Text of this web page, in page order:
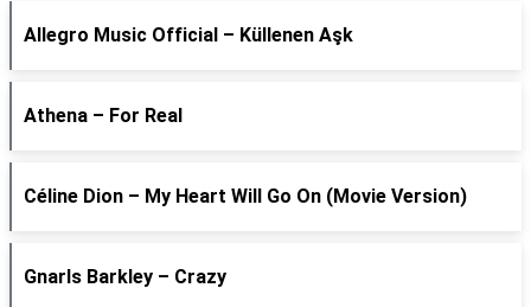
Allegro Music Official – Küllenen Aşk
Athena – For Real
Céline Dion – My Heart Will Go On (Movie Version)
Gnarls Barkley – Crazy